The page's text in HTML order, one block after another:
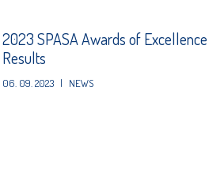
2023 SPASA Awards of Excellence
Results
06. 09. 2023 | NEWS